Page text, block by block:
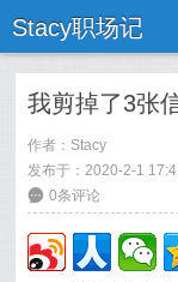
Stacy职场记
我剪掉了3张
作者： Stacy
发布于：2020-2-1
6 0条评论